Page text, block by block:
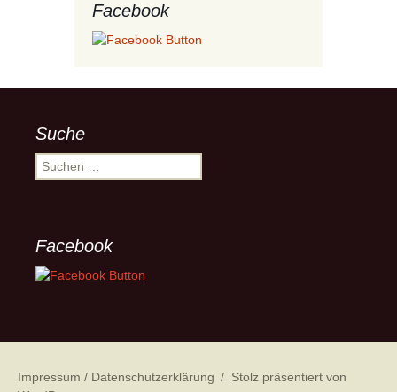
Facebook
Suche
Suchen
nach:
Facebook
Impressum / Datenschutzerklärung
Stolz präsentiert von